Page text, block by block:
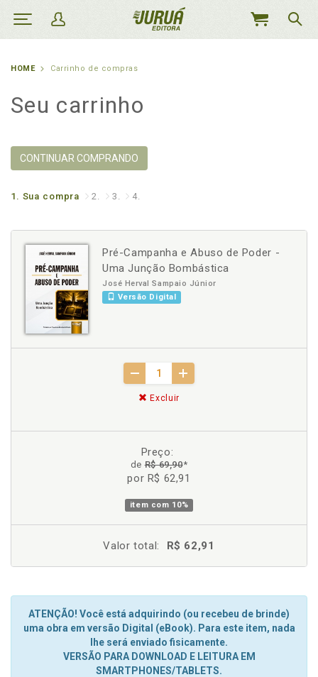
MEU
HOME Carrinho de compras
Seu carrinho
CONTINUAR COMPRANDO
1. Sua compra 2. 3. 4.
Pré-Campanha e Abuso de Poder -
Uma Junção Bombástica
José Herval Sampaio Júnior
Versão Digital
Excluir
Preço:
deR$ 69,90*
por R$ 62,91
item com 10%
Valor total: R$ 62,91
ATENÇÃO! Você está adquirindo (ou recebeu de brinde)
uma obra em versão Digital (eBook). Para este item, nada
lhe será enviado fisicamente.
VERSÃO PARA DOWNLOAD E LEITURA EM
SMARTPHONES/TABLETS.